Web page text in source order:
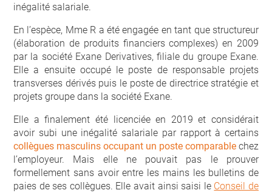
inégalité salariale.
En l’espèce, Mme R a été engagée en tant que structureur
(élaboration de produits financiers complexes) en 2009
par la société Exane Derivatives, filiale du groupe Exane.
Elle a ensuite occupé le poste de responsable projets
transverses dérivés puis le poste de directrice stratégie et
projets groupe dans la société Exane.
Elle a finalement été licenciée en 2019 et considérait
avoir subi une inégalité salariale par rapport à certains
collègues masculins occupant un poste comparable chez
l’employeur. Mais elle ne pouvait pas le prouver
formellement sans avoir entre les mains les bulletins de
paies de ses collègues. Elle avait ainsi saisi le Conseil de